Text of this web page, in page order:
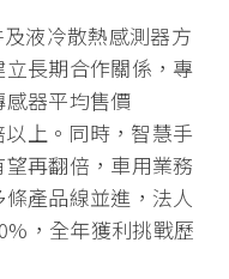
液冷散熱感測器方
長期合作關係，專
器平均售價
以上。同時，智慧手
再翻倍，車用業務
產品線並進，法人
，全年獲利挑戰歷